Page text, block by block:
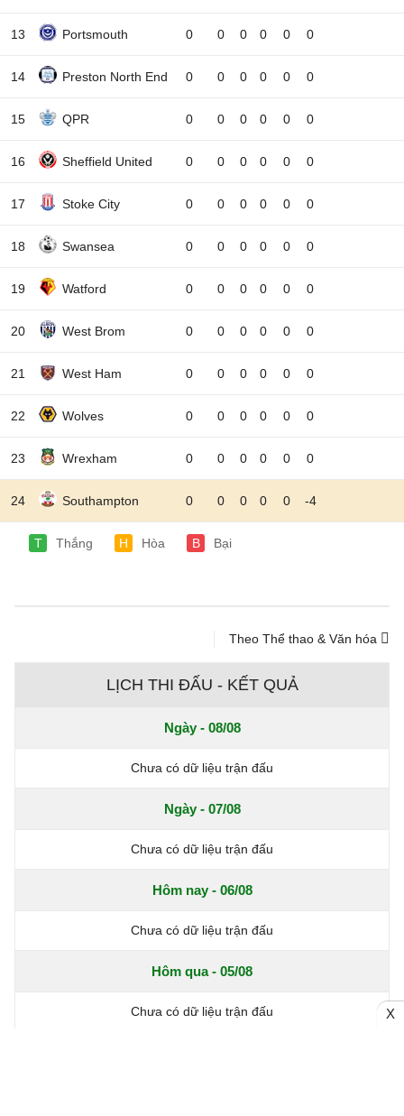
13 Portsmouth 0 0 0 0 0 0
14 Preston North End 0 0 0 0 0 0
15 QPR 0 0 0 0 0 0
16 Sheffield United 0 0 0 0 0 0
17 Stoke City 0 0 0 0 0 0
18 Swansea 0 0 0 0 0 0
19 Watford 0 0 0 0 0 0
20 West Brom 0 0 0 0 0 0
21 West Ham 0 0 0 0 0 0
22 Wolves 0 0 0 0 0 0
23 Wrexham 0 0 0 0 0 0
24 Southampton 0 0 0 0 0 -4
T Thắng H Hòa B Bại
Theo Thể thao & Văn hóa
LỊCH THI ĐẤU - KẾT QUẢ
Ngày - 08/08
Chưa có dữ liệu trận đấu
Ngày - 07/08
Chưa có dữ liệu trận đấu
Hôm nay - 06/08
Chưa có dữ liệu trận đấu
Hôm qua - 05/08
Chưa có dữ liệu trận đấu X